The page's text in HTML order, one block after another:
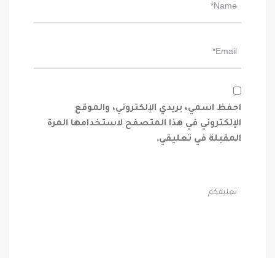
احفظ اسمي، بريدي الإلكتروني، والموقع
الإلكتروني في هذا المتصفح لاستخدامها المرة
المقبلة في تعليقي.